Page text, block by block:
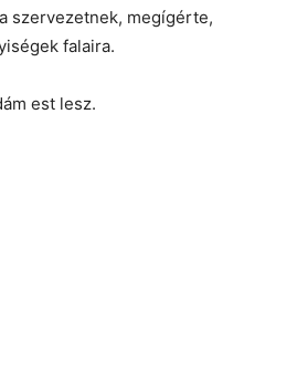
szervezetnek, megígérte,
falaira.
est lesz.